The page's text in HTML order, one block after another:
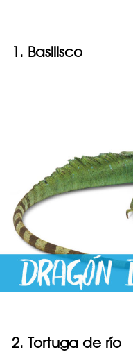
1. Basilisco
2. Tortuga de río